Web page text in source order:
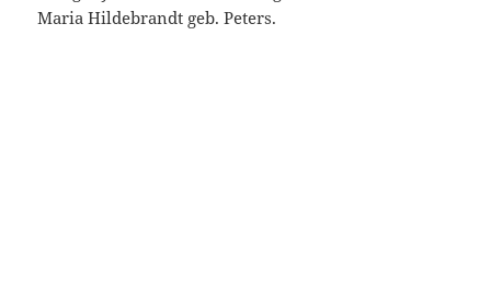
Maria Hildebrandt geb. Peters.